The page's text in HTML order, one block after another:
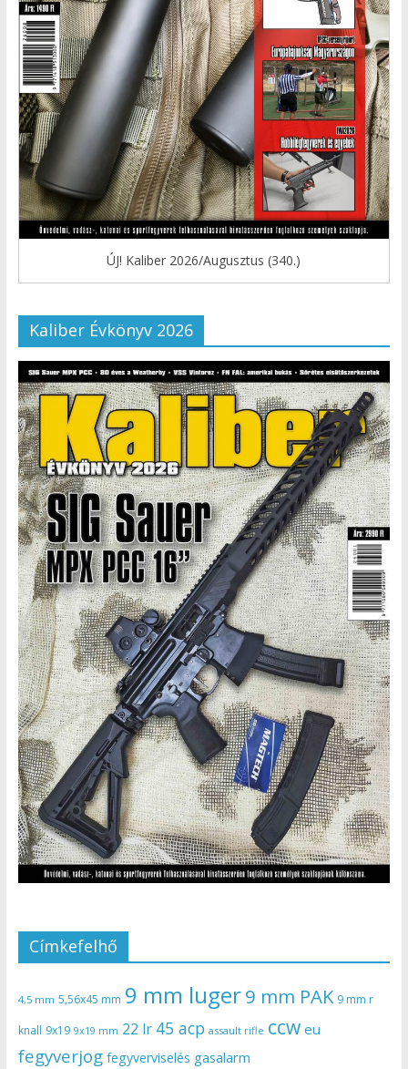
ÚJ! Kaliber 2026/Augusztus (340.)
Kaliber Évkönyv 2026
Címkefelhő
4,5 mm 5,56x45 mm 9 mm luger9 mm PAK 9 mm r
knall 9x19 9x19 mm 22 lr 45 acp assault rifle ccw eu
fegyverjog fegyverviselés gasalarm